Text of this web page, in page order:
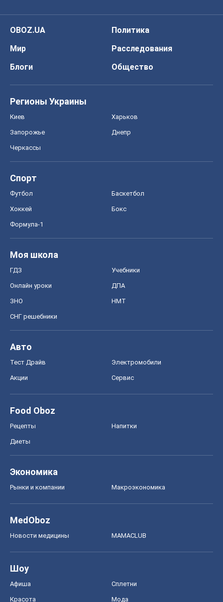
OBOZ.UA
Политика
Мир
Расследования
Блоги
Общество
Регионы Украины
Киев Харьков
Запорожье Днепр
Черкассы
Спорт
Футбол Баскетбол
Хоккей Бокс
Формула-1
Моя школа
ГДЗ Учебники
Онлайн уроки ДПА
ЗНО НМТ
СНГ решебники
Авто
Тест Драйв Электромобили
Акции Сервис
Food Oboz
Рецепты Напитки
Диеты
Экономика
Рынки и компании Mакроэкономика
MedOboz
Новости медицины MAMACLUB
Шоу
Афиша Сплетни
Красота Мода